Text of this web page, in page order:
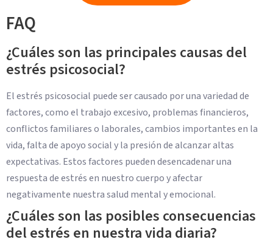
FAQ
¿Cuáles son las principales causas del
estrés psicosocial?
El estrés psicosocial puede ser causado por una variedad de
factores, como el trabajo excesivo, problemas financieros,
conflictos familiares o laborales, cambios importantes en la
vida, falta de apoyo social y la presión de alcanzar altas
expectativas. Estos factores pueden desencadenar una
respuesta de estrés en nuestro cuerpo y afectar
negativamente nuestra salud mental y emocional.
¿Cuáles son las posibles consecuencias
del estrés en nuestra vida diaria?